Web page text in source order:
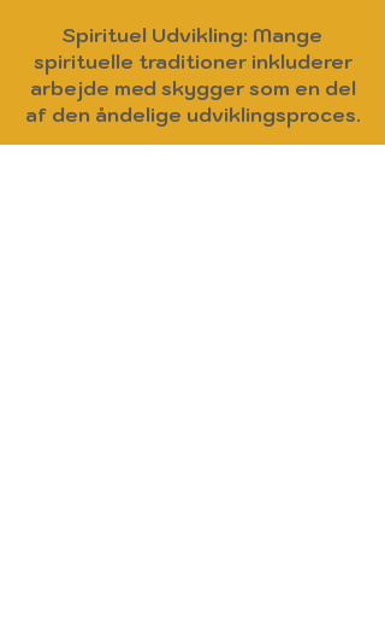
Spirituel Udvikling: Mange
spirituelle traditioner inkluderer
arbejde med skygger som en del
af den åndelige udviklingsproces.